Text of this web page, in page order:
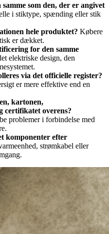
som den, der er angivet
i stiktype, spænding eller stik
hele produktet? Købere
er dækket.
for den samme
elektriske design, den
via det officielle register?
er mere effektive end en
kartonen,
certifikatet overens?
problemer i forbindelse med
komponenter efter
strømkabel eller